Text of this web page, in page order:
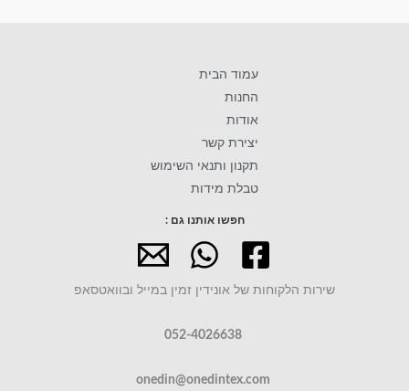
עמוד הבית
החנות
אודות
יצירת קשר
תקנון ותנאי השימוש
טבלת מידות
חפשו אותנו גם :
שירות הלקוחות של אונידין זמין במייל ובוואטסאפ